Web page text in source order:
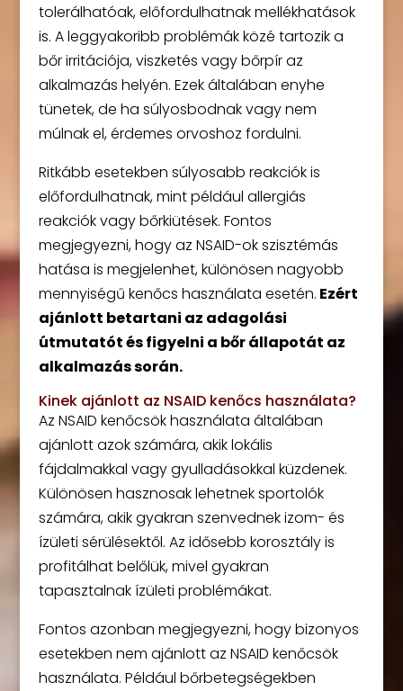
tolerálhatóak, előfordulhatnak mellékhatások
is. A leggyakoribb problémák közé tartozik a
bőr irritációja, viszketés vagy bőrpír az
alkalmazás helyén. Ezek általában enyhe
tünetek, de ha súlyosbodnak vagy nem
múlnak el, érdemes orvoshoz fordulni.
Ritkább esetekben súlyosabb reakciók is
előfordulhatnak, mint például allergiás
reakciók vagy bőrkiütések. Fontos
megjegyezni, hogy az NSAID-ok szisztémás
hatása is megjelenhet, különösen nagyobb
mennyiségű kenőcs használata esetén. Ezért
ajánlott betartani az adagolási
útmutatót és figyelni a bőr állapotát az
alkalmazás során.
Kinek ajánlott az NSAID kenőcs használata?
Az NSAID kenőcsök használata általában
ajánlott azok számára, akik lokális
fájdalmakkal vagy gyulladásokkal küzdenek.
Különösen hasznosak lehetnek sportolók
számára, akik gyakran szenvednek izom- és
ízületi sérülésektől. Az idősebb korosztály is
profitálhat belőlük, mivel gyakran
tapasztalnak ízületi problémákat.
Fontos azonban megjegyezni, hogy bizonyos
esetekben nem ajánlott az NSAID kenőcsök
használata. Például bőrbetegségekben